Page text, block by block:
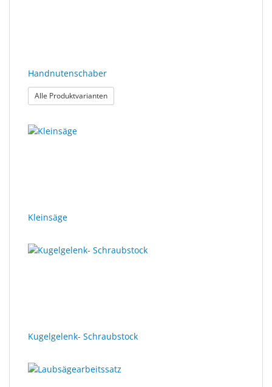
Handnutenschaber
Alle Produktvarianten: Handnutenschaber
Kleinsäge
Kugelgelenk- Schraubstock